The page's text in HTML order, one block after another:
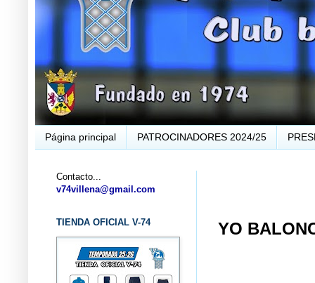
Página principal PATROCINADORES 2024/25
YO
Contacto...
v74villena@gmail.com
TIENDA OFICIAL V-74